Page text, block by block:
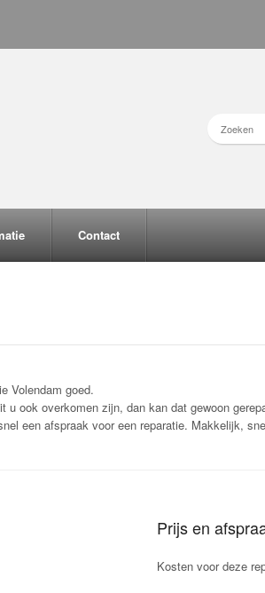
Contact
Volendam goed.
ook overkomen zijn, dan kan dat gewoon
een afspraak voor een reparatie. Makkelijk,
Prijs en
Kosten voor deze